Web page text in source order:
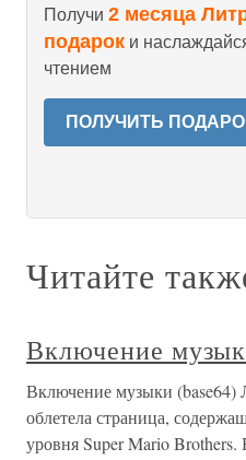
Получи 2 месяца
подарок и
чтением
ПОЛУЧИТЬ
Читайте
Включение
Включение музыки (base64)
облетела страница,
уровня Super Mario